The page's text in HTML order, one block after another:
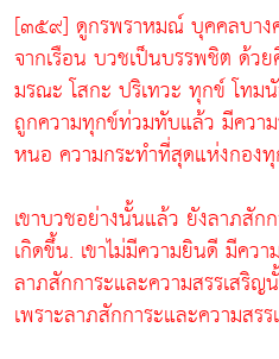
[๓๕๙] ดูกรพราหมณ์ บุคคลบาง
จากเรือน บวชเป็นบรรพชิต ด้ว
มรณะ โสกะ ปริเทวะ ทุกข์ โท
ถูกความทุกข์ท่วมทับแล้ว มีควา
หนอ ความกระทำที่สุดแห่งกอง
เขาบวชอย่างนั้นแล้ว ยังลาภสัก
เกิดขึ้น. เขาไม่มีความยินดี มีควา
ลาภสักการะและความสรรเสริ
เพราะลาภสักการะและความสร